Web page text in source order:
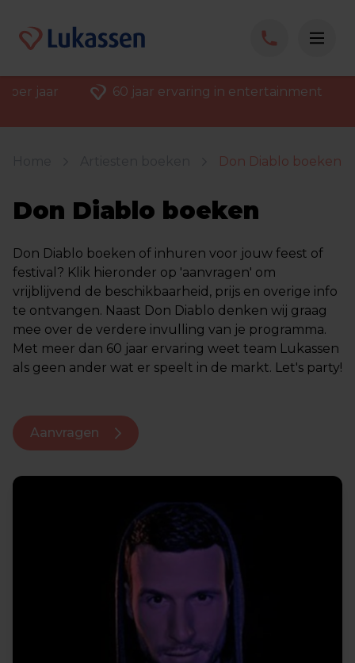
per jaar 60 jaar ervaring in entertainment
Don Diablo boeken
Don Diablo boeken
Don Diablo boeken of inhuren voor jouw feest of
festival? Klik hieronder op 'aanvragen' om
vrijblijvend de beschikbaarheid, prijs en overige info
te ontvangen. Naast Don Diablo denken wij graag
mee over de verdere invulling van je programma.
Met meer dan 60 jaar ervaring weet team Lukassen
als geen ander wat er speelt in de markt. Let's party!
Aanvragen